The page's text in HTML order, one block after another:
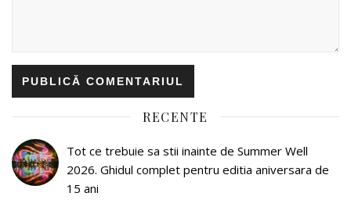
RECENTE
Tot ce trebuie sa stii inainte de Summer Well
2026. Ghidul complet pentru editia aniversara de
15 ani